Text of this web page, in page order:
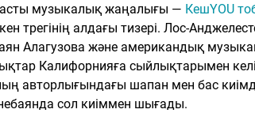
музыкалық жаңалығы — КешYOU
трегінің алдағы тизері. Лос-
Алагузова және американдық
Калифорнияға сыйлықтарымен
авторлығындағы шапан мен бас
сол киіммен шығады.